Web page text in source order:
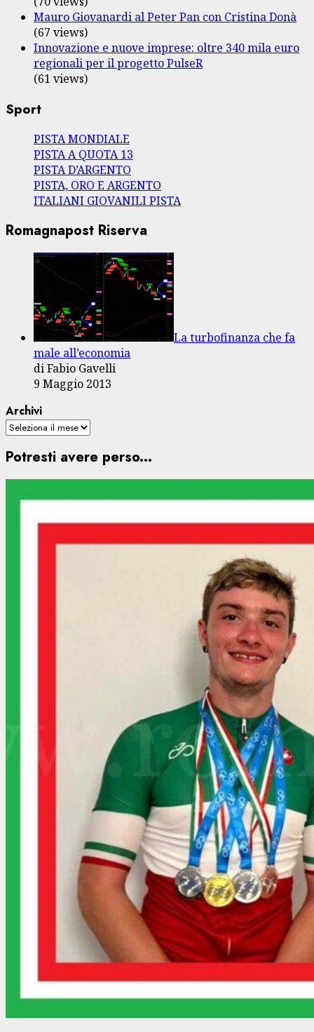
Mauro Giovanardi al Peter Pan con Cristina Donà
(67 views)
Innovazione e nuove imprese: oltre 340 mila euro
regionali per il progetto PulseR
(61 views)
Sport
PISTA MONDIALE
PISTA A QUOTA 13
PISTA D’ARGENTO
PISTA, ORO E ARGENTO
ITALIANI GIOVANILI PISTA
Romagnapost Riserva
La turbofinanza che fa
male all’economia
di Fabio Gavelli
9 Maggio 2013
Archivi
Potresti avere perso...